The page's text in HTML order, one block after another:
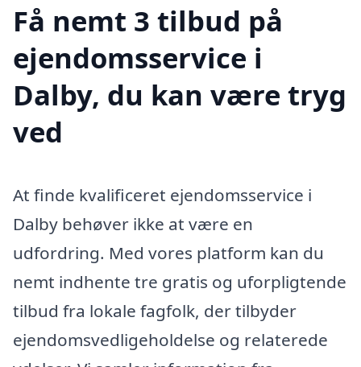
Få nemt 3 tilbud på
ejendomsservice i
Dalby, du kan være tryg
ved
At finde kvalificeret ejendomsservice i
Dalby behøver ikke at være en
udfordring. Med vores platform kan du
nemt indhente tre gratis og uforpligtende
tilbud fra lokale fagfolk, der tilbyder
ejendomsvedligeholdelse og relaterede